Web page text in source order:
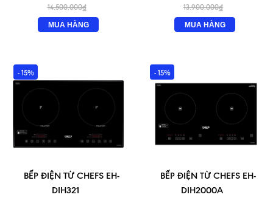
14.500.000₫
MUA HÀNG
13.900.000₫
MUA HÀNG
- 15%
BẾP ĐIỆN TỪ CHEFS EH-
DIH321
- 15%
BẾP ĐIỆN TỪ CHEFS EH-
DIH2000A